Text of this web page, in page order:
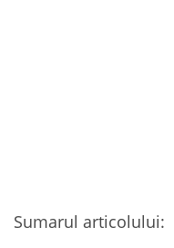
Sumarul articolului: